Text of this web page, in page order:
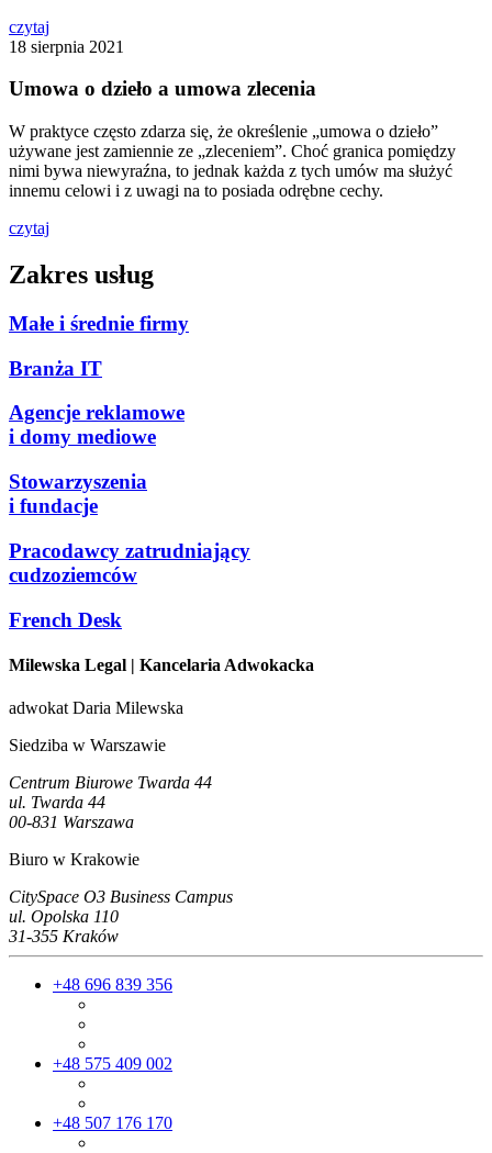
czytaj
18 sierpnia 2021
Umowa o dzieło a umowa zlecenia
W praktyce często zdarza się, że określenie „umowa o dzieło”
używane jest zamiennie ze „zleceniem”. Choć granica pomiędzy
nimi bywa niewyraźna, to jednak każda z tych umów ma służyć
innemu celowi i z uwagi na to posiada odrębne cechy.
czytaj
Zakres usług
Małe i średnie firmy
Branża IT
Agencje reklamowe
i domy mediowe
Stowarzyszenia
i fundacje
Pracodawcy zatrudniający
cudzoziemców
French Desk
Milewska Legal | Kancelaria Adwokacka
adwokat Daria Milewska
Siedziba w Warszawie
Centrum Biurowe Twarda 44
ul. Twarda 44
00-831 Warszawa
Biuro w Krakowie
CitySpace O3 Business Campus
ul. Opolska 110
31-355 Kraków
+48 696 839 356
+48 575 409 002
+48 507 176 170